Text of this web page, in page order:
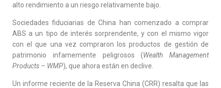
alto rendimiento a un riesgo relativamente bajo.
Sociedades fiduciarias de China han comenzado a comprar
ABS a un tipo de interés sorprendente, y con el mismo vigor
con el que una vez compraron los productos de gestión de
patrimonio infamemente peligrosos (Wealth Management
Products – WMP), que ahora están en declive.
Un informe reciente de la Reserva China (CRR) resalta que las